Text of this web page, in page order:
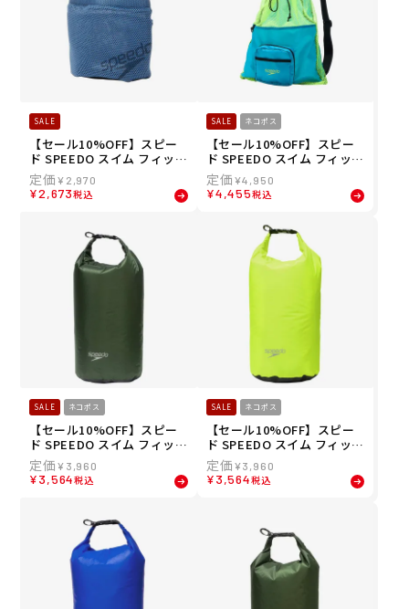
SALE
【セール10%OFF】スピー
ド SPEEDO スイム フィット
ネス 競泳 鞄 メッシュバッグ
SpaBag SE22460-BL メン
ズ レディース ユニセックス
¥ 2,970
¥2,673税込
SALE ネコポス
【セール10%OFF】スピー
ド SPEEDO スイム フィット
ネス 競泳 鞄 バッグ ポーチ
ポケッタブル メッシュ バッ
グ Pocketable Mesh Bag
¥4,950
¥4,455税込
SALE ネコポス
【セール10%OFF】スピー
ド SPEEDO スイム フィット
ネス 競泳 鞄 バッグ ポーチ
ハイドロ エアー ウォーター
プルーフ ロール トップ 13
Proof Roll Top 13L SE2251
¥ 3,960
¥3,564税込
SALE ネコポス
【セール10%OFF】スピー
ド SPEEDO スイム フィット
ネス 競泳 鞄 バッグ ポーチ
ハイドロ エアー ウォーター
プルーフ ロール トップ 13
¥3,960
¥3,564税込